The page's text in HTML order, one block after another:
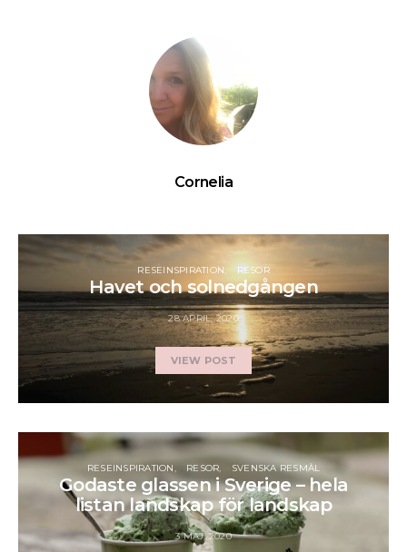
Cornelia
RESEINSPIRATION RESOR
Havet och solnedgången
28 APRIL, 2020
VIEW POST
RESEINSPIRATION RESOR SVENSKA RESMÅL
Godaste glassen i Sverige – hela
listan landskap för landskap
3 MAJ, 2020